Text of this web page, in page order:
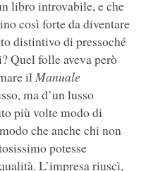
libro introvabile, e che
così forte da diventare
distintivo di pressoché
Quel folle aveva però
ilManuale
ma d’un lusso
più volte modo di
che anche chi non
potesse
L’impresa riuscì,